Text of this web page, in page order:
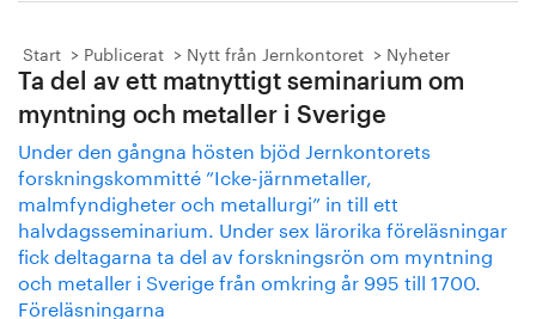
Start Publicerat Nytt från Jernkontoret Nyheter
Ta del av ett matnyttigt seminarium om
myntning och metaller i Sverige
Under den gångna hösten bjöd Jernkontorets
forskningskommitté ”Icke-järnmetaller,
malmfyndigheter och metallurgi” in till ett
halvdagsseminarium. Under sex lärorika föreläsningar
fick deltagarna ta del av forskningsrön om myntning
och metaller i Sverige från omkring år 995 till 1700.
Föreläsningarna